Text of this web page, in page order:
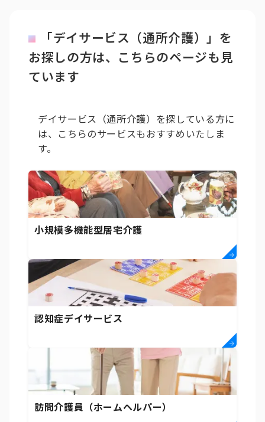
「デイサービス（通所介護）」を
お探しの方は、こちらのページも見
ています
デイサービス（通所介護）を探している方に
は、こちらのサービスもおすすめいたしま
す。
小規模多機能型居宅介護
認知症デイサービス
訪問介護員（ホームヘルパー）